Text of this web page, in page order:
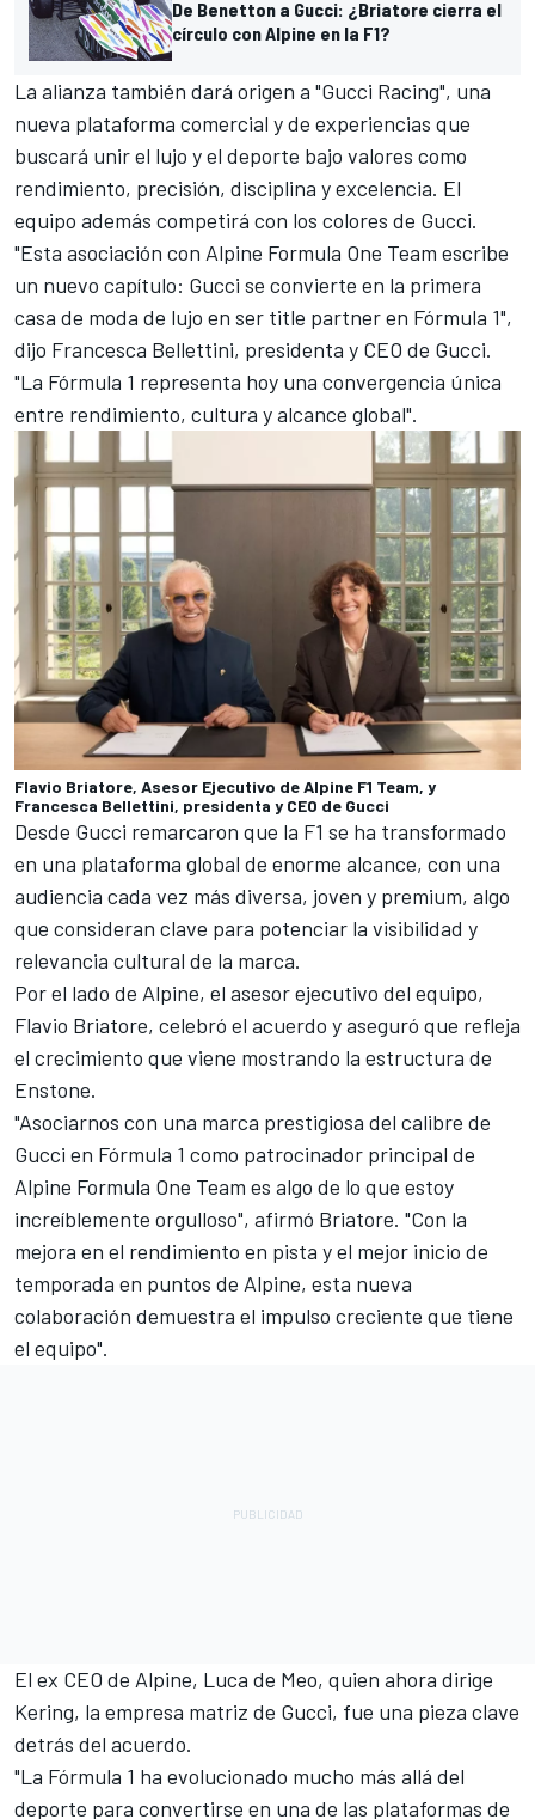
De Benetton a Gucci: ¿Briatore cierra el
círculo con Alpine en la F1?
La alianza también dará origen a "Gucci Racing", una
nueva plataforma comercial y de experiencias que
buscará unir el lujo y el deporte bajo valores como
rendimiento, precisión, disciplina y excelencia. El
equipo además competirá con los colores de Gucci.
"Esta asociación con Alpine Formula One Team escribe
un nuevo capítulo: Gucci se convierte en la primera
casa de moda de lujo en ser title partner en Fórmula 1",
dijo Francesca Bellettini, presidenta y CEO de Gucci.
"La Fórmula 1 representa hoy una convergencia única
entre rendimiento, cultura y alcance global".
Flavio Briatore, Asesor Ejecutivo de Alpine F1 Team, y
Francesca Bellettini, presidenta y CEO de Gucci
Desde Gucci remarcaron que la F1 se ha transformado
en una plataforma global de enorme alcance, con una
audiencia cada vez más diversa, joven y premium, algo
que consideran clave para potenciar la visibilidad y
relevancia cultural de la marca.
Por el lado de Alpine, el asesor ejecutivo del equipo,
Flavio Briatore, celebró el acuerdo y aseguró que refleja
el crecimiento que viene mostrando la estructura de
Enstone.
"Asociarnos con una marca prestigiosa del calibre de
Gucci en Fórmula 1 como patrocinador principal de
Alpine Formula One Team es algo de lo que estoy
increíblemente orgulloso", afirmó Briatore. "Con la
mejora en el rendimiento en pista y el mejor inicio de
temporada en puntos de Alpine, esta nueva
colaboración demuestra el impulso creciente que tiene
el equipo".
El ex CEO de Alpine, Luca de Meo, quien ahora dirige
Kering, la empresa matriz de Gucci, fue una pieza clave
detrás del acuerdo.
"La Fórmula 1 ha evolucionado mucho más allá del
deporte para convertirse en una de las plataformas de